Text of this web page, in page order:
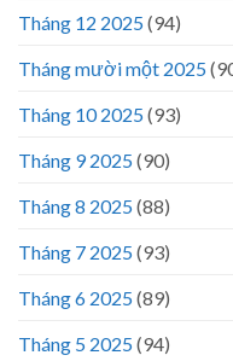
Tháng 12 2025(94)
Tháng mười một 2025
Tháng 10 2025(93)
Tháng 9 2025(90)
Tháng 8 2025(88)
Tháng 7 2025(93)
Tháng 6 2025(89)
Tháng 5 2025(94)